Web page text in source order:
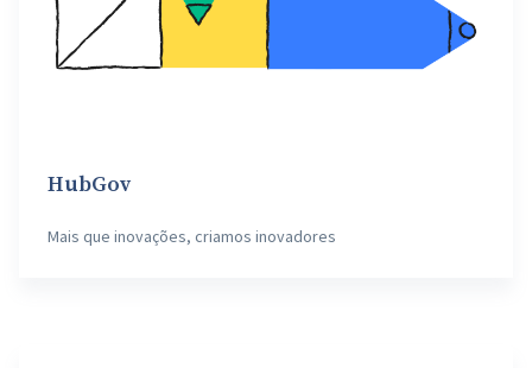
HubGov
Mais que inovações, criamos inovadores